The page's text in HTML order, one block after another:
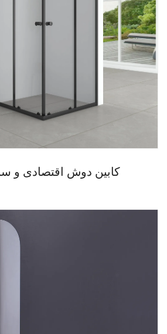
کابین دوش اقتصادی و